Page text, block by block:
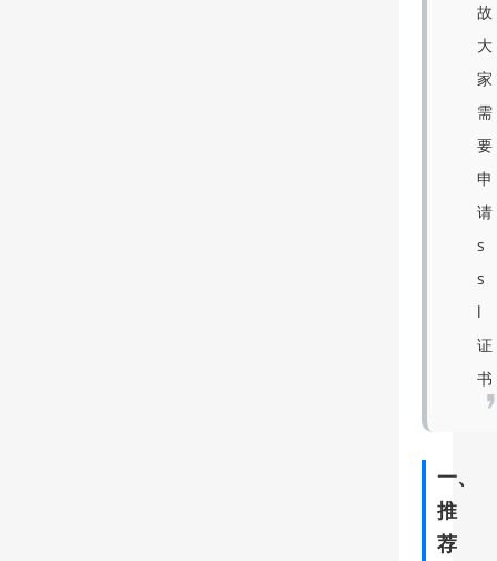
故
大
家
需
要
申
请
s
s
l
证
书
一、
推
荐